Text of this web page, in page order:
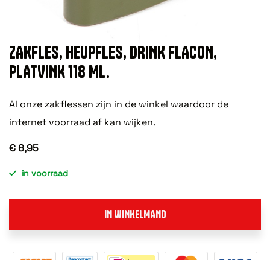
ZAKFLES, HEUPFLES, DRINK FLACON,
PLATVINK 118 ML.
Al onze zakflessen zijn in de winkel waardoor de
internet voorraad af kan wijken.
€ 6,95
in voorraad
IN WINKELMAND